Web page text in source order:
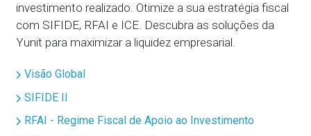
investimento realizado. Otimize a sua estratégia fiscal
com SIFIDE, RFAI e ICE. Descubra as soluções da
Yunit para maximizar a liquidez empresarial.
Visão Global
SIFIDE II
RFAI - Regime Fiscal de Apoio ao Investimento